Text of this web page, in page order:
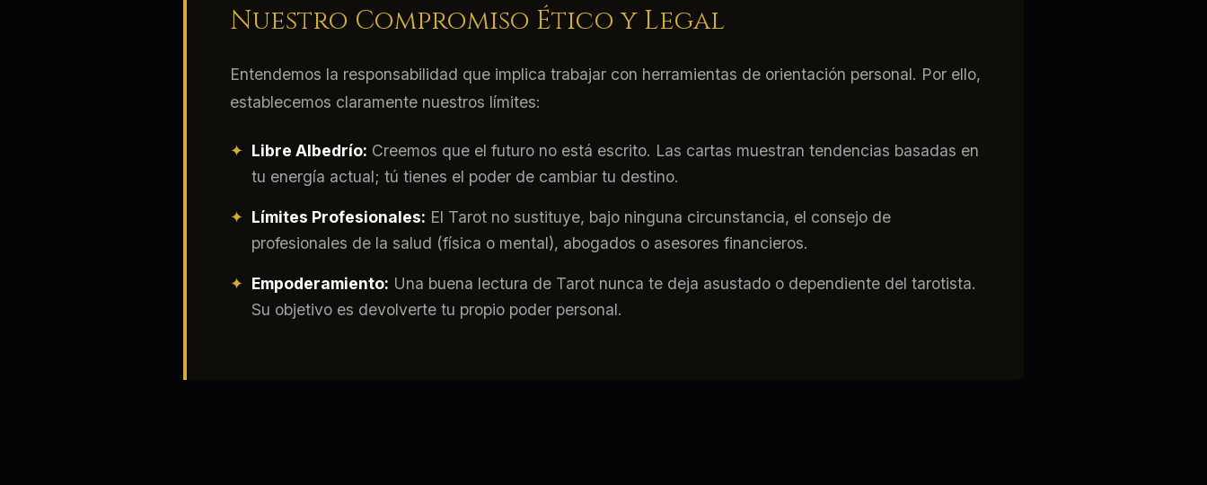
Nuestro Compromiso Ético y Legal
Entendemos la responsabilidad que implica trabajar con herramientas de orientación personal. Por ello,
establecemos claramente nuestros límites:
Libre Albedrío: Creemos que el futuro no está escrito. Las cartas muestran tendencias basadas en
tu energía actual; tú tienes el poder de cambiar tu destino.
Límites Profesionales: El Tarot no sustituye, bajo ninguna circunstancia, el consejo de
profesionales de la salud (física o mental), abogados o asesores financieros.
Empoderamiento: Una buena lectura de Tarot nunca te deja asustado o dependiente del tarotista.
Su objetivo es devolverte tu propio poder personal.